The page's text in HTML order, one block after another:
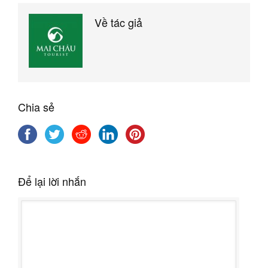
Về tác giả
Chia sẻ
Để lại lời nhắn